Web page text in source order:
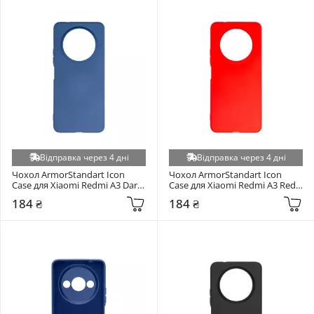
Ulefone Note 8 (+6)
Vivo Y53S (+6)
Xiaomi 14 5G (+6)
Xiaomi Poco M7 Pro (+6)
Xiaomi Poco X5 Pro 5G (+6)
Xiaomi Redmi 10/10 2022 (+6)
Xiaomi Redmi 13c (+6)
Xiaomi Redmi Note 11 4G (+6)
Xiaomi Redmi Note 14 4G EU (+6)
Xiaomi Redmi Note 14 4G EU (164.84mm) (+6)
Відправка через 4 дні
Чохол ArmorStandart Icon
Case для Xiaomi Redmi A3 Dark
184 ₴
Відправка через 4 дні
Чохол ArmorStandart Icon
Case для Xiaomi Redmi A3 Red
184 ₴